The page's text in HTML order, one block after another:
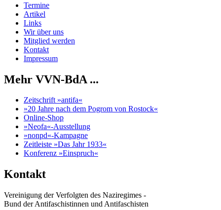
Termine
Artikel
Links
Wir über uns
Mitglied werden
Kontakt
Impressum
Mehr VVN-BdA ...
Zeitschrift »antifa«
»20 Jahre nach dem Pogrom von Rostock«
Online-Shop
»Neofa«-Ausstellung
»nonpd«-Kampagne
Zeitleiste »Das Jahr 1933«
Konferenz »Einspruch«
Kontakt
Vereinigung der Verfolgten des Naziregimes -
Bund der Antifaschistinnen und Antifaschisten